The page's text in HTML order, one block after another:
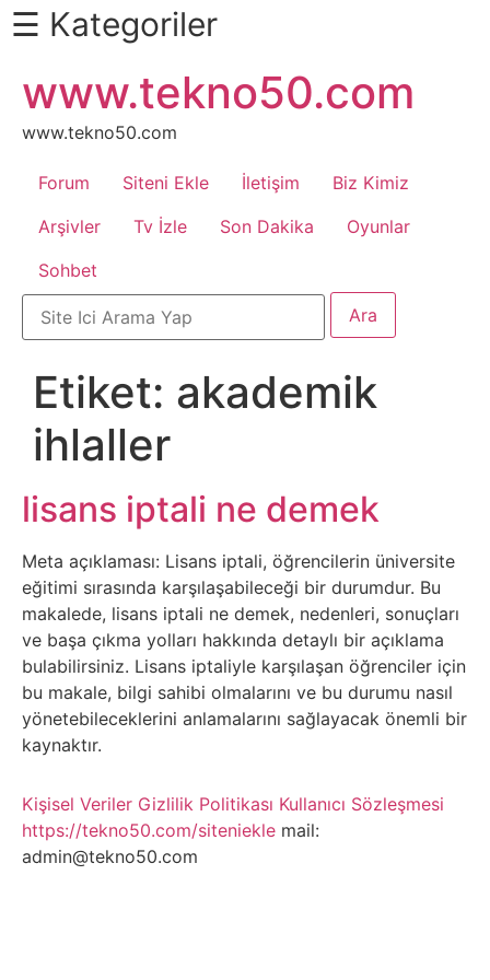
Daha
Fazlası
İçin
Kaydır
Android
Apk
Arabalar
Bankacılık
İşlemleri
Belgesel
Bilgi
Bilgisayar
Bilim
Bitcoin
Çizgi
☰ Kategoriler
atla
www.tekno50.com
www.tekno50.com
Forum Siteni Ekle İletişim
Biz Kimiz
Arşivler
Tv İzle Son Dakika
Oyunlar
Sohbet
Etiket: akademik
ihlaller
lisans iptali ne demek
Meta açıklaması: Lisans iptali, öğrencilerin üniversite
eğitimi sırasında karşılaşabileceği bir durumdur. Bu
makalede, lisans iptali ne demek, nedenleri, sonuçları
ve başa çıkma yolları hakkında detaylı bir açıklama
bulabilirsiniz. Lisans iptaliyle karşılaşan öğrenciler için
bu makale, bilgi sahibi olmalarını ve bu durumu nasıl
yönetebileceklerini anlamalarını sağlayacak önemli bir
kaynaktır.
Kişisel Veriler Gizlilik Politikası Kullanıcı Sözleşmesi
https://tekno50.com/siteniekle mail:
admin@tekno50.com